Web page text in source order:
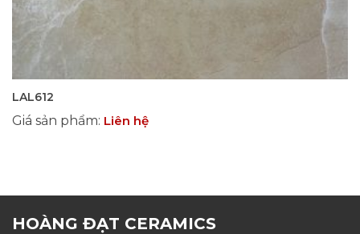
LAL612
Giá sản phẩm: Liên hệ
HOÀNG ĐẠT CERAMICS